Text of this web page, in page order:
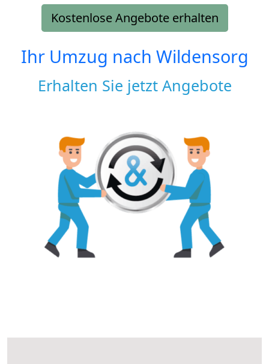
Kostenlose Angebote erhalten
Ihr Umzug nach Wildensorg
Erhalten Sie jetzt Angebote